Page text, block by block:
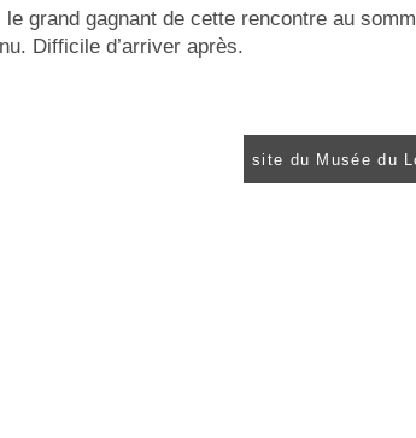
grand gagnant de cette rencontre au
Difficile d’arriver après.
site du Musée du